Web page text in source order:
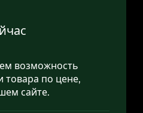
возможность
товара по цене,
сайте.